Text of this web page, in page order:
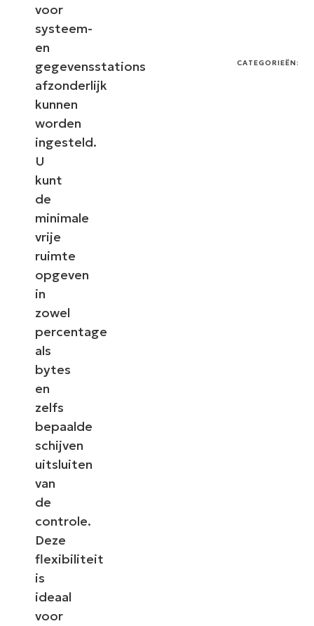
voor
systeem-
en
gegevensstations
afzonderlijk
kunnen
worden
ingesteld.
U
kunt
de
minimale
vrije
ruimte
opgeven
in
zowel
percentage
als
bytes
en
zelfs
bepaalde
schijven
uitsluiten
van
de
controle.
Deze
flexibiliteit
is
ideaal
voor
CATEGORIEËN: